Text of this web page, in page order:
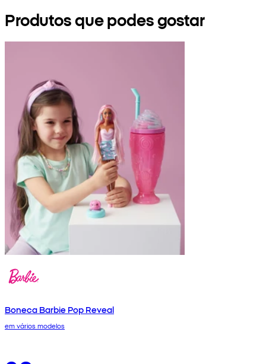
Produtos que podes gostar
Boneca Barbie Pop Reveal
em vários modelos